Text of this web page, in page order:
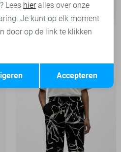
Object Broek
Opslaan
Lees hieralles over onze
Je kunt op elk moment
door op de link te klikken
Accepteren